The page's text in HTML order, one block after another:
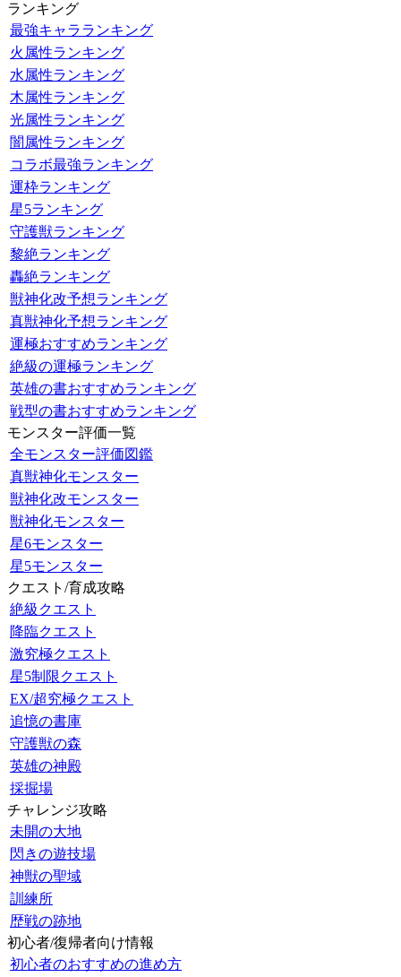
ランキング
最強キャラランキング
火属性ランキング
水属性ランキング
木属性ランキング
光属性ランキング
闇属性ランキング
コラボ最強ランキング
運枠ランキング
星5ランキング
守護獣ランキング
黎絶ランキング
轟絶ランキング
獣神化改予想ランキング
真獣神化予想ランキング
運極おすすめランキング
絶級の運極ランキング
英雄の書おすすめランキング
戦型の書おすすめランキング
モンスター評価一覧
全モンスター評価図鑑
真獣神化モンスター
獣神化改モンスター
獣神化モンスター
星6モンスター
星5モンスター
クエスト/育成攻略
絶級クエスト
降臨クエスト
激究極クエスト
星5制限クエスト
EX/超究極クエスト
追憶の書庫
守護獣の森
英雄の神殿
採掘場
チャレンジ攻略
未開の大地
閃きの遊技場
神獣の聖域
訓練所
歴戦の跡地
初心者/復帰者向け情報
初心者のおすすめの進め方